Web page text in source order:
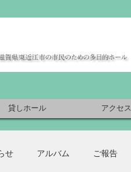
貸しホール アクセス
せ アルバム ご報告